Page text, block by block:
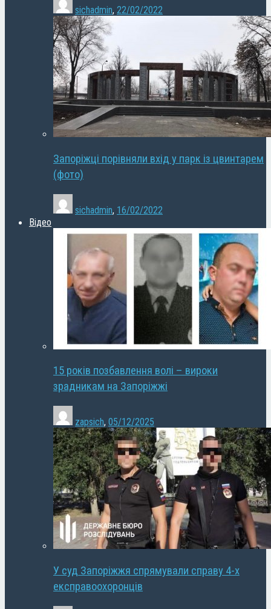
sichadmin, 22/02/2022
Запоріжці порівняли вхід у парк із цвинтарем
(фото)
sichadmin, 16/02/2022
Відео
15 років позбавлення волі – вироки
зрадникам на Запоріжжі
zapsich, 05/12/2025
У суд Запоріжжя спрямували справу 4-х
експравоохоронців